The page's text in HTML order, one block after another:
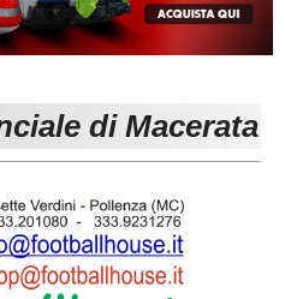
Carica la tua Rosa
di Macerata